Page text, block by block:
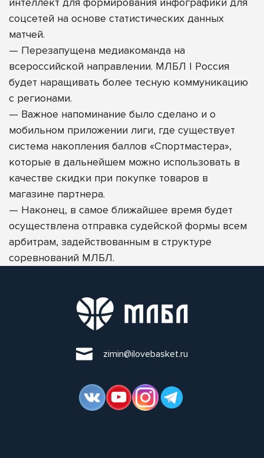
соцсетей на основе статистических данных
матчей.
— Перезапущена медиакоманда на
всероссийской направлении. МЛБЛ | Россия
будет наращивать более тесную коммуникацию
с регионами.
— Важное напоминание было сделано и о
мобильном приложении лиги, где существует
система накопления баллов «Спортмастера»,
которые в дальнейшем можно использовать в
качестве скидки при покупке товаров в
магазине партнера.
— Наконец, в самое ближайшее время будет
осуществлена отправка судейской формы всем
арбитрам, задействованным в структуре
соревнований МЛБЛ.
zimin@ilovebasket.ru